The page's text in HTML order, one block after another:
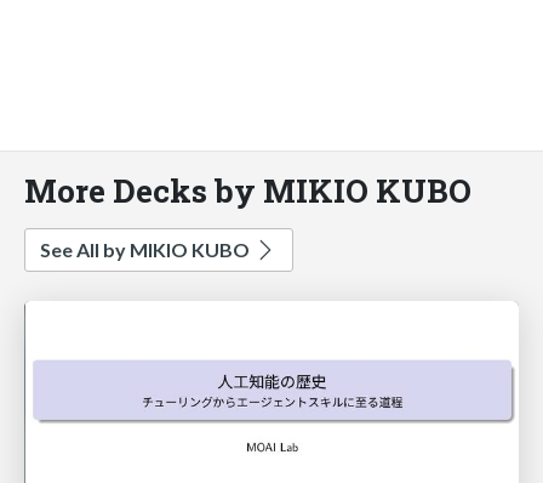
More Decks by MIKIO KUBO
See All by MIKIO KUBO